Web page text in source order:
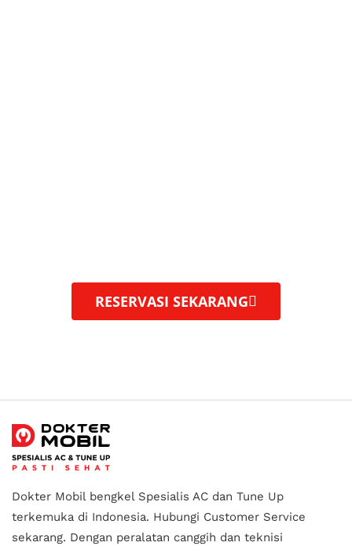
RESERVASI SEKARANG
Dokter Mobil bengkel Spesialis AC dan Tune Up
terkemuka di Indonesia. Hubungi Customer Service
sekarang. Dengan peralatan canggih dan teknisi